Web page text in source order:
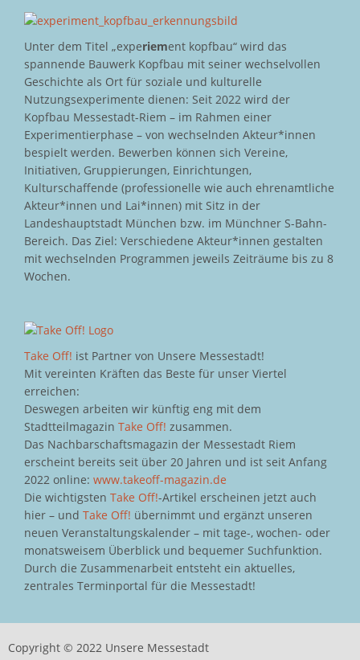
Unter dem Titel „experiement kopfbau“ wird das
spannende Bauwerk Kopfbau mit seiner wechselvollen
Geschichte als Ort für soziale und kulturelle
Nutzungsexperimente dienen: Seit 2022 wird der
Kopfbau Messestadt-Riem – im Rahmen einer
Experimentierphase – von wechselnden Akteur*innen
bespielt werden. Bewerben können sich Vereine,
Initiativen, Gruppierungen, Einrichtungen,
Kulturschaffende (professionelle wie auch ehrenamtliche
Akteur*innen und Lai*innen) mit Sitz in der
Landeshauptstadt München bzw. im Münchner S-Bahn-
Bereich. Das Ziel: Verschiedene Akteur*innen gestalten
mit wechselnden Programmen jeweils Zeiträume bis zu 8
Wochen.
Take Off! ist Partner von Unsere Messestadt!
Mit vereinten Kräften das Beste für unser Viertel
erreichen:
Deswegen arbeiten wir künftig eng mit dem
Stadtteilmagazin Take Off! zusammen.
Das Nachbarschaftsmagazin der Messestadt Riem
erscheint bereits seit über 20 Jahren und ist seit Anfang
2022 online: www.takeoff-magazin.de
Die wichtigsten Take Off!-Artikel erscheinen jetzt auch
hier – und Take Off! übernimmt und ergänzt unseren
neuen Veranstaltungskalender – mit tage-, wochen- oder
monatsweisem Überblick und bequemer Suchfunktion.
Durch die Zusammenarbeit entsteht ein aktuelles,
zentrales Terminportal für die Messestadt!
Copyright © 2022 Unsere Messestadt